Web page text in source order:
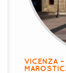
VICENZA –